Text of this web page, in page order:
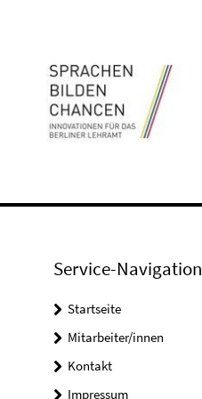
Service-Navigation
Startseite
Mitarbeiter/innen
Kontakt
Impressum